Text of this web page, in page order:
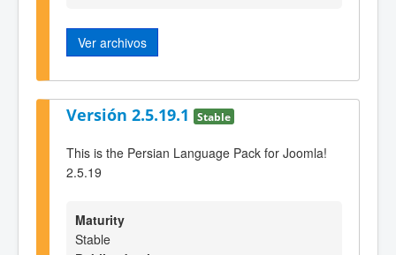
Ver archivos
Versión 2.5.19.1 Stable
This is the Persian Language Pack for Joomla!
2.5.19
Maturity
Stable